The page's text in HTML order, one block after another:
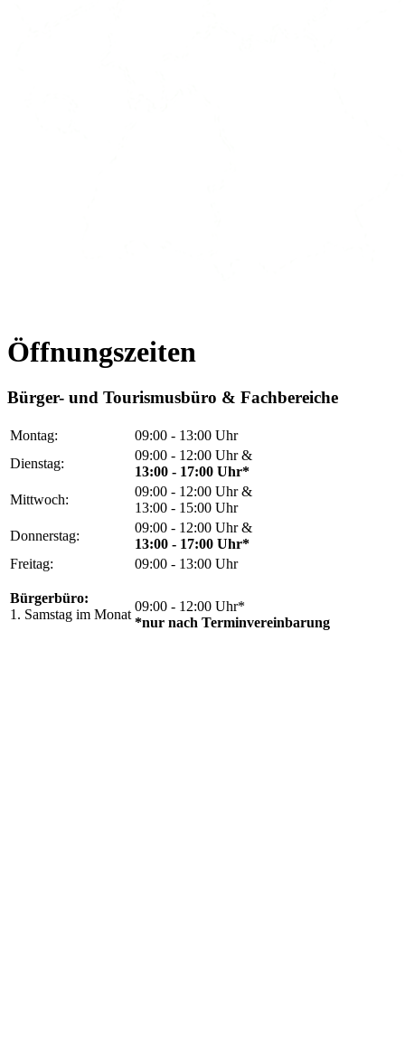
Öffnungszeiten
Bürger- und Tourismusbüro & Fachbereiche
Montag:
09:00 - 13:00 Uhr
Dienstag:
09:00 - 12:00 Uhr &
13:00 - 17:00 Uhr*
Mittwoch:
09:00 - 12:00 Uhr &
13:00 - 15:00 Uhr
Donnerstag:
09:00 - 12:00 Uhr &
13:00 - 17:00 Uhr*
Freitag:
09:00 - 13:00 Uhr
Bürgerbüro:
1. Samstag im Monat
09:00 - 12:00 Uhr*
*nur nach Terminvereinbarung